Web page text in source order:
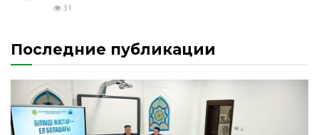
31
Последние публикации